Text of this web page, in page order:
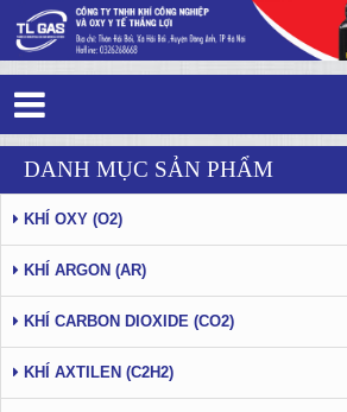
Tag 2 - 23: Thắng Lợi
DANH MỤC SẢN PHẨM
KHÍ OXY (O2)
KHÍ ARGON (AR)
KHÍ CARBON DIOXIDE (CO2)
KHÍ AXTILEN (C2H2)